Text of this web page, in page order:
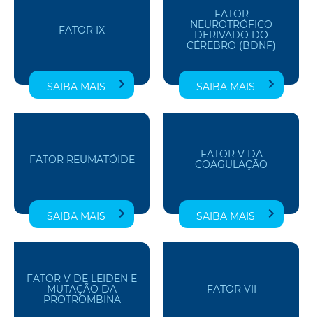
FATOR IX
SAIBA MAIS
FATOR
NEUROTRÓFICO
DERIVADO DO
CÉREBRO (BDNF)
SAIBA MAIS
FATOR REUMATÓIDE
SAIBA MAIS
FATOR V DA
COAGULAÇÃO
SAIBA MAIS
FATOR V DE LEIDEN E
MUTAÇÃO DA
PROTROMBINA
FATOR VII